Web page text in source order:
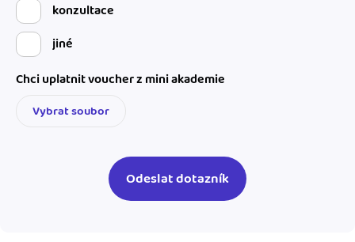
konzultace
jiné
Chci uplatnit voucher z mini akademie
Vybrat soubor